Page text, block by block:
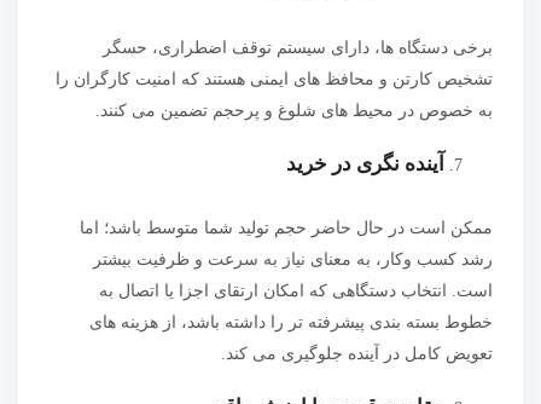
برخی دستگاه ها، دارای سیستم توقف اضطراری، حسگر
تشخیص کارتن و محافظ های ایمنی هستند که امنیت کارگران را
به خصوص در محیط های شلوغ و پرحجم تضمین می کنند.
آینده نگری در خرید
ممکن است در حال حاضر حجم تولید شما متوسط باشد؛ اما
رشد کسب وکار، به معنای نیاز به سرعت و ظرفیت بیشتر
است. انتخاب دستگاهی که امکان ارتقای اجزا یا اتصال به
خطوط بسته بندی پیشرفته تر را داشته باشد، از هزینه های
تعویض کامل در آینده جلوگیری می کند.